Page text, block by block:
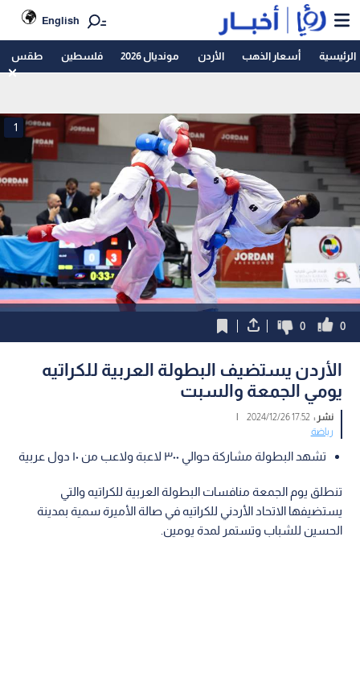
English
الرئيسية أسعار الذهب الأردن مونديال 2026 فلسطين طقس
1
0
0
الأردن يستضيف البطولة العربية للكراتيه
يومي الجمعة والسبت
نشر :17:52 2024/12/26
|
رياضة
تشهد البطولة مشاركة حوالي ٣٠٠ لاعبة ولاعب من ١٠ دول عربية
تنطلق يوم الجمعة منافسات البطولة العربية للكراتيه والتي
يستضيفها الاتحاد الأردني للكراتيه في صالة الأميرة سمية بمدينة
الحسين للشباب وتستمر لمدة يومين.